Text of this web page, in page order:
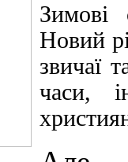
Зимові
Новий
звичаї
часи,